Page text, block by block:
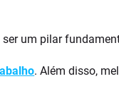
um pilar
. Além disso,